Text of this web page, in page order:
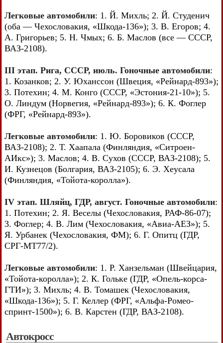
Легковые автомобили: 1. Й. Михль; 2. Й. Студенич
(оба — Чехословакия, «Шкода-136»); 3. В. Егоров; 4.
А. Григорьев; 5. Н. Чмых; 6. Б. Маслов (все — СССР,
ВАЗ-2108).
III этап. Рига, СССР, июль. Гоночные автомобили:
1. Козанков; 2. У. Юханссон (Швеция, «Рейнард-893»);
3. Потехин; 4. М. Конго (СССР, «Эстония-21-10»); 5.
О. Линдум (Норвегия, «Рейнард-893»); 6. К. Фоглер
(ФРГ, «Рейнард-893»).
Легковые автомобили: 1. Ю. Боровиков (СССР,
ВАЗ-2108); 2. Т. Хаапала (Финляндия, «Ситроен-
АИкс»); 3. Маслов; 4. В. Сухов (СССР, ВАЗ-2108); 5.
И. Кузнецов (Болгария, ВАЗ-2105); 6. Э. Хеусала
(Финляндия, «Тойота-королла»).
IV этап. Шляйц, ГДР, август. Гоночные автомобили:
1. Потехин; 2. Я. Веселы (Чехословакия, РАФ-86-07);
3. Фоглер; 4. В. Лим (Чехословакия, «Авиа-АЕЗ»); 5.
Я. Урбанек (Чехословакия, ФМ); 6. Г. Опитц (ГДР,
СРГ-МТ77/2).
Легковые автомобили: 1. Р. Ханзельман (Швейцария,
«Тойота-королла»); 2. К. Гольке (ГДР, «Опель-корса-
ГТИ»); 3. Михль; 4. В. Томашек (Чехословакия,
«Шкода-136»); 5. Г. Келлер (ФРГ, «Альфа-Ромео-
спринт-1500»); 6. В. Карстен (ГДР, ВАЗ-2108).
Автокросс